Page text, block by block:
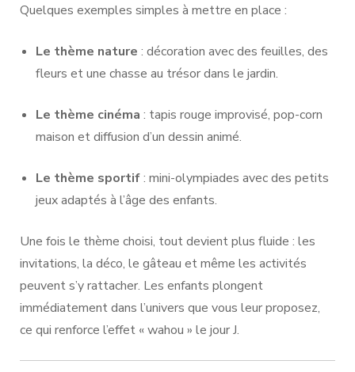
Quelques exemples simples à mettre en place :
Le thème nature : décoration avec des feuilles, des
fleurs et une chasse au trésor dans le jardin.
Le thème cinéma : tapis rouge improvisé, pop-corn
maison et diffusion d’un dessin animé.
Le thème sportif: mini-olympiades avec des petits
jeux adaptés à l’âge des enfants.
Une fois le thème choisi, tout devient plus fluide : les
invitations, la déco, le gâteau et même les activités
peuvent s’y rattacher. Les enfants plongent
immédiatement dans l’univers que vous leur proposez,
ce qui renforce l’effet « wahou » le jour J.